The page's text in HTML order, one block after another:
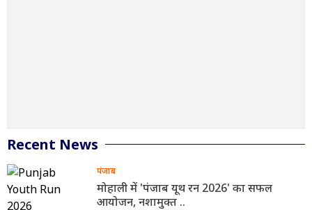
Recent News
पंजाब
मोहाली में 'पंजाब यूथ रन 2026' का सफल
आयोजन, नशामुक्त ..